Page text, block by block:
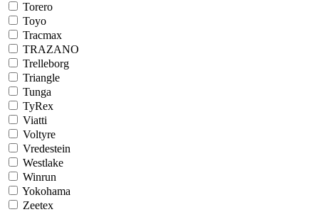
Torero
Toyo
Tracmax
TRAZANO
Trelleborg
Triangle
Tunga
TyRex
Viatti
Voltyre
Vredestein
Westlake
Winrun
Yokohama
Zeetex